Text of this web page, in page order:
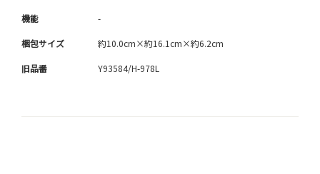
機能 -
梱包サイズ 約10.0cm×約16.1cm×約6.2cm
旧品番 Y93584/H-978L